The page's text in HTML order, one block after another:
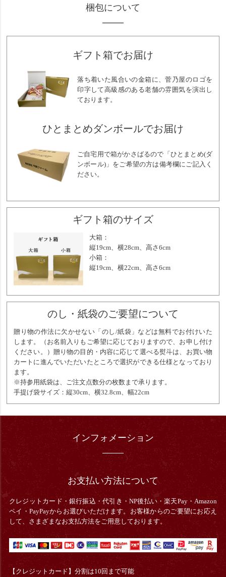
梱包について
ギフト箱でお届け
落ち着いた風合いの金箱に、菅乃屋のロゴを
印字して高級感のある老舗の雰囲気を演出し
ております。
ひとまとめダンボールでお届け
ご自宅用で箱がかさばるので「ひとまとめ(ダ
ンボール)」をご希望の方は備考欄にご記入く
ださい。
ギフト箱のサイズ
大箱：
縦19cm、横28cm、高さ6cm
小箱：
縦19cm、横22cm、高さ6cm
のし・紙袋のご要望について
贈り物の作法に欠かせない「のし/紙袋」などは無料でお付けいた
します。（お名前入りもご希望に応じておりますので、お申し付け
ください。）贈り物の目的・内容に応じて選べる熨斗は、お買い物
カートに進んでいただいたところで選択ができる仕様となっており
ます。
※持参用紙袋は、ご注文点数分の枚数まで承ります。
手提げ袋サイズ：縦30cm、横32.8cm、幅22cm
インフォメーション
お支払い方法について
クレジットカード・銀行振込・代引き・NP後払い・楽天Pay・Amazon
ペイ・PayPayからお選びいただけます。お客様からのご要望にお応え
して、さまざまなお支払方法をご用意しております。
【クレジットカード】分割は10回まで可能